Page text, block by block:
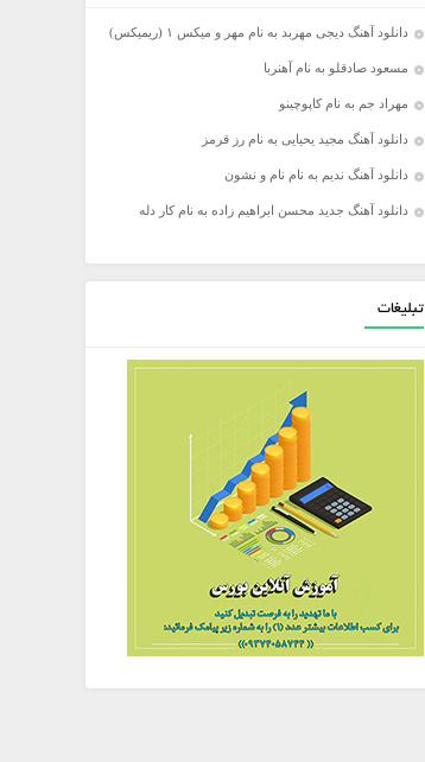
دانلود آهنگ دیجی مهربد به نام مهر و میکس ۱ (ریمیکس)
مسعود صادقلو به نام آهنربا
مهراد جم به نام کاپوچینو
دانلود آهنگ مجید یحیایی به نام رز قرمز
دانلود آهنگ ندیم به نام نام و نشون
دانلود آهنگ جدید محسن ابراهیم زاده به نام کار دله
تبلیغات